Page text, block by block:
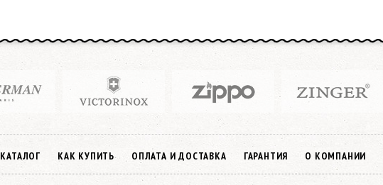
КАТАЛОГ КАК КУПИТЬ ОПЛАТА И ДОСТАВКА ГАРАНТИЯ О КОМПАНИИ